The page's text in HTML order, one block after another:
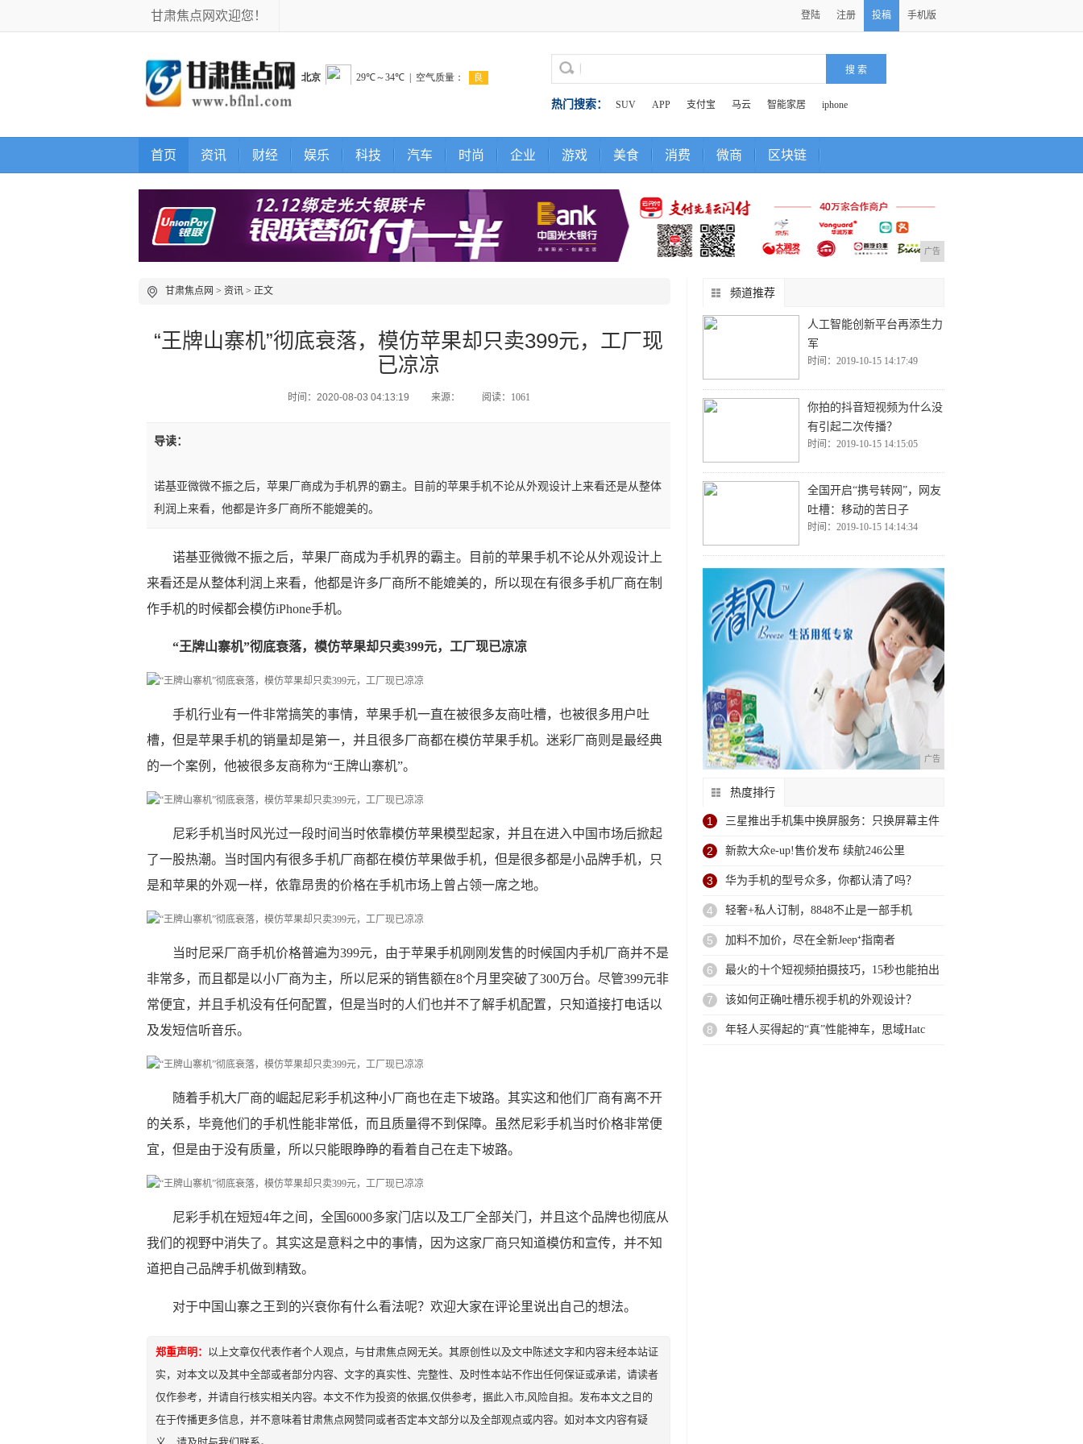
甘肃焦点网欢迎您！ 登陆 注册 投稿 手机版
热门搜索： SUV APP 支付宝 马云 智能家居 iphone
首页 资讯 财经 娱乐 科技 汽车 时尚 企业 游戏 美食 消费 微商 区块链
广告
甘肃焦点网 > 资讯 > 正文
“王牌山寨机”彻底衰落，模仿苹果却只卖399元，工厂现
已凉凉
时间：2020-08-03 04:13:19 来源： 阅读：1061
导读：
诺基亚微微不振之后，苹果厂商成为手机界的霸主。目前的苹果手机不论从外观设计上来看还是从整体
利润上来看，他都是许多厂商所不能媲美的。
诺基亚微微不振之后，苹果厂商成为手机界的霸主。目前的苹果手机不论从外观设计上
来看还是从整体利润上来看，他都是许多厂商所不能媲美的，所以现在有很多手机厂商在制
作手机的时候都会模仿iPhone手机。
“王牌山寨机”彻底衰落，模仿苹果却只卖399元，工厂现已凉凉
手机行业有一件非常搞笑的事情，苹果手机一直在被很多友商吐槽，也被很多用户吐
槽，但是苹果手机的销量却是第一，并且很多厂商都在模仿苹果手机。迷彩厂商则是最经典
的一个案例，他被很多友商称为“王牌山寨机”。
尼彩手机当时风光过一段时间当时依靠模仿苹果模型起家，并且在进入中国市场后掀起
了一股热潮。当时国内有很多手机厂商都在模仿苹果做手机，但是很多都是小品牌手机，只
是和苹果的外观一样，依靠昂贵的价格在手机市场上曾占领一席之地。
当时尼采厂商手机价格普遍为399元，由于苹果手机刚刚发售的时候国内手机厂商并不是
非常多，而且都是以小厂商为主，所以尼采的销售额在8个月里突破了300万台。尽管399元非
常便宜，并且手机没有任何配置，但是当时的人们也并不了解手机配置，只知道接打电话以
及发短信听音乐。
随着手机大厂商的崛起尼彩手机这种小厂商也在走下坡路。其实这和他们厂商有离不开
的关系，毕竟他们的手机性能非常低，而且质量得不到保障。虽然尼彩手机当时价格非常便
宜，但是由于没有质量，所以只能眼睁睁的看着自己在走下坡路。
​尼彩手机在短短4年之间，全国6000多家门店以及工厂全部关门，并且这个品牌也彻底从
我们的视野中消失了。其实这是意料之中的事情，因为这家厂商只知道模仿和宣传，并不知
道把自己品牌手机做到精致。
对于中国山寨之王到的兴衰你有什么看法呢？欢迎大家在评论里说出自己的想法。
郑重声明： 以上文章仅代表作者个人观点，与甘肃焦点网无关。其原创性以及文中陈述文字和内容未经本站证
实，对本文以及其中全部或者部分内容、文字的真实性、完整性、及时性本站不作出任何保证或承诺，请读者
仅作参考，并请自行核实相关内容。本文不作为投资的依据,仅供参考，据此入市,风险自担。发布本文之目的
在于传播更多信息，并不意味着甘肃焦点网赞同或者否定本文部分以及全部观点或内容。如对本文内容有疑
频道推荐
人工智能创新平台再添生力
军
时间：2019-10-15 14:17:49
你拍的抖音短视频为什么没
有引起二次传播？
时间：2019-10-15 14:15:05
全国开启“携号转网”，网友
吐槽：移动的苦日子
时间：2019-10-15 14:14:34
广告
热度排行
1 三星推出手机集中换屏服务：只换屏幕主件
2 新款大众e-up!售价发布 续航246公里
3 华为手机的型号众多，你都认清了吗？
4 轻奢+私人订制，8848不止是一部手机
5 加料不加价，尽在全新Jeep⁺指南者
6 最火的十个短视频拍摄技巧，15秒也能拍出
大
7 该如何正确吐槽乐视手机的外观设计？
8 年轻人买得起的“真”性能神车，思域Hatc